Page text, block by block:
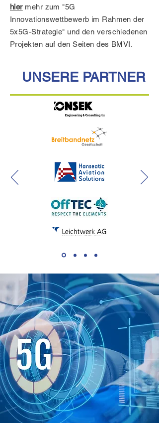
hiermehr zum "5G
Innovationswettbewerb im Rahmen der
5x5G-Strategie" und den verschiedenen
Projekten auf den Seiten des BMVI.
UNSERE PARTNER